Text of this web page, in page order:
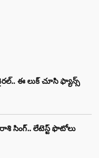
ఈ లుక్ చూసి ఫ్యాన్స్
సింగ్.. లేటెస్ట్ ఫొటోలు